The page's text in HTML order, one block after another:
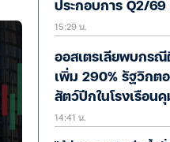
ประกอบการ Q2/
15:29 น.
ออสเตรเลียพบกรณี
เพิ่ม 290% รัฐวิกตอ
สัตว์ปีกในโรงเรือนคุ
14:41 น.